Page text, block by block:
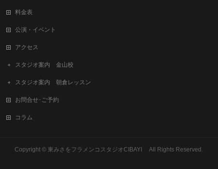
料金表
公演・イベント
アクセス
スタジオ案内 金山校
スタジオ案内 朝倉レッスン
お問合せ･ご予約
コラム
Copyright © 東みさをフラメンコスタジオCIBAYI All Rights Reserved.